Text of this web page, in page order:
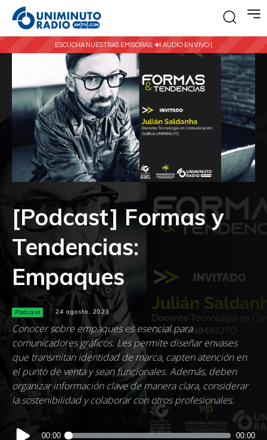
ESCUCHA NUESTRAS EMISORAS: 🔊 AUDIO EN VIVO |
[Podcast] Formas y
Tendencias:
Empaques
Podcast 24 agosto, 2023
Conocer sobre empaques es esencial para
comunicadores gráficos. Les permite diseñar envases
que transmitan identidad de marca, capten atención en
el punto de venta y sean funcionales. Además, deben
organizar información clave de manera clara, considerar
la sostenibilidad y colaborar con otros profesionales.
Reproductor
00:00 00:00